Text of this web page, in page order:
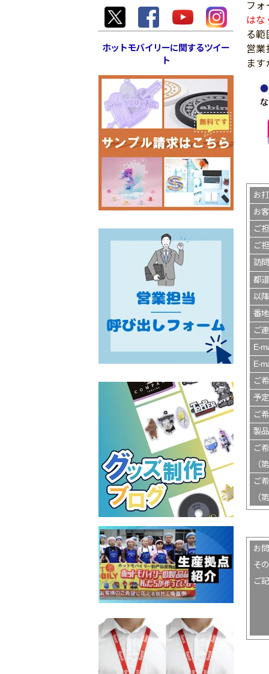
ホットモバイリーに関するツイー
ト
フ
はな
る
営業
ま
お
お
ご
ご
訪
都
以
番
ご
E-
E-
ご
予
ご
製
ご
（
ご
（
お
そ
ご